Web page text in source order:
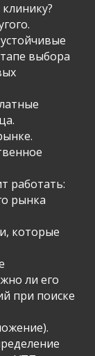
выбора
работать:
рынка
которые
ли его
при поиске